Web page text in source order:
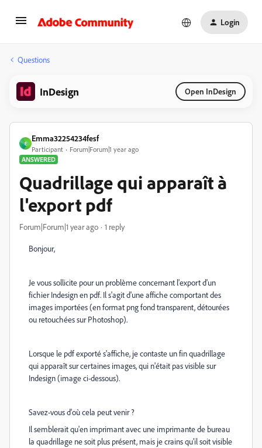
Login
Questions
InDesign Open InDesign
E
Emma32254234fesf
Participant
Forum|Forum|1 year ago
ANSWERED
Quadrillage qui apparaît à
l'export pdf
Forum|Forum|1 year ago 1 reply
Bonjour,
Je vous sollicite pour un problème concernant l'export d'un
fichier Indesign en pdf. Il s'agit d'une affiche comportant des
images importées (en format png fond transparent, détourées
ou retouchées sur Photoshop).
Lorsque le pdf exporté s'affiche, je contaste un fin quadrillage
qui apparaît sur certaines images, qui n'était pas visible sur
Indesign (image ci-dessous).
Savez-vous d'où cela peut venir ?
Il semblerait qu'en imprimant avec une imprimante de bureau
la quadrillage ne soit plus présent, mais je crains qu'il soit visible